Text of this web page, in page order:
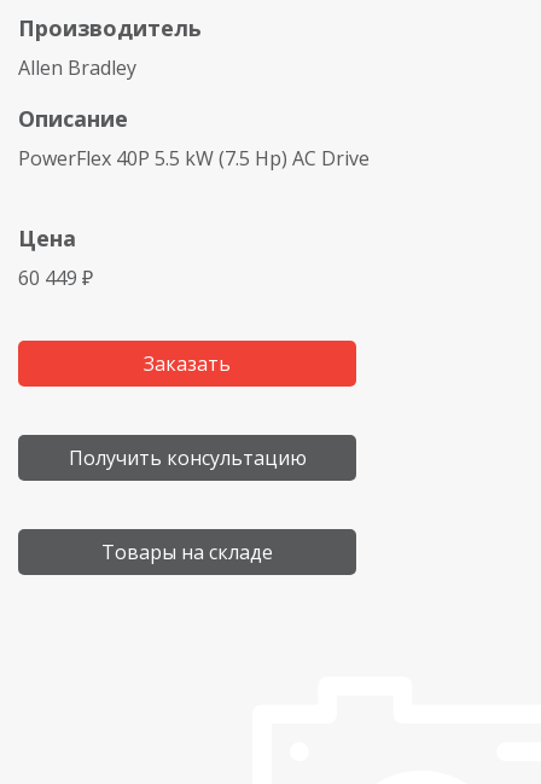
Производитель
Allen Bradley
Описание
PowerFlex 40P 5.5 kW (7.5 Hp) AC Drive
Цена
60 449 ₽
Заказать
Получить консультацию
Товары на складе